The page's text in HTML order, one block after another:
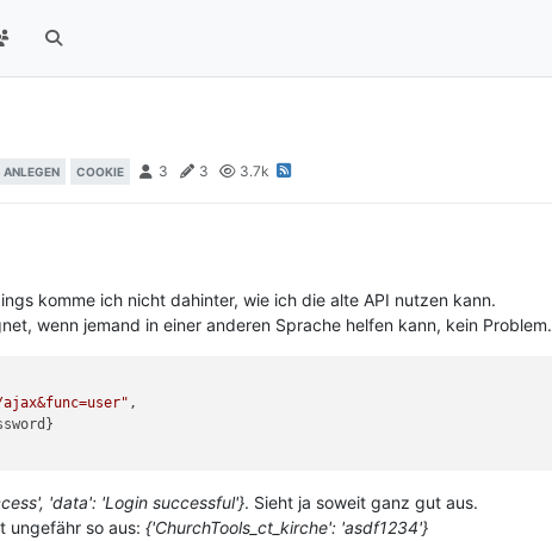
ANLEGEN COOKIE 3 3 3.7k
komme ich nicht dahinter, wie ich die alte API nutzen kann.
wenn jemand in einer anderen Sprache helfen kann, kein Problem.
,
'data': 'Login successful'}. Sieht ja soweit ganz gut aus.
ungefähr so aus: {'ChurchTools_ct_kirche': 'asdf1234'}